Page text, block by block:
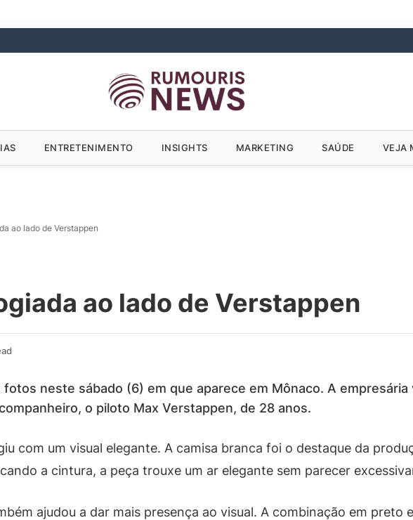
ENTRETENIMENTO INSIGHTS MARKETING SAÚDE VEJA
ao lado de Verstappen
ao lado de Verstappen
neste sábado (6) em que aparece em Mônaco. A empresária
o piloto Max Verstappen, de 28 anos.
com um visual elegante. A camisa branca foi o destaque da
a cintura, a peça trouxe um ar elegante sem parecer
ajudou a dar mais presença ao visual. A combinação em preto